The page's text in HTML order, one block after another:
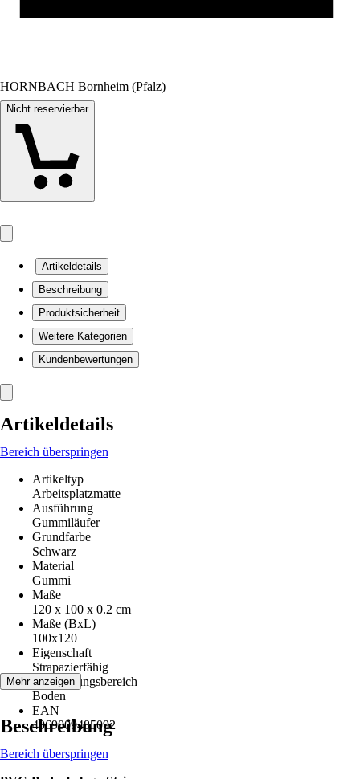
HORNBACH Bornheim (Pfalz)
Nicht reservierbar
Artikeldetails
Beschreibung
Produktsicherheit
Weitere Kategorien
Kundenbewertungen
Artikeldetails
Bereich überspringen
Artikeltyp
Arbeitsplatzmatte
Ausführung
Gummiläufer
Grundfarbe
Schwarz
Material
Gummi
Maße
120 x 100 x 0.2 cm
Maße (BxL)
100x120
Eigenschaft
Strapazierfähig
Anwendungsbereich
Boden
EAN
4069009485092
Mehr anzeigen
Beschreibung
Bereich überspringen